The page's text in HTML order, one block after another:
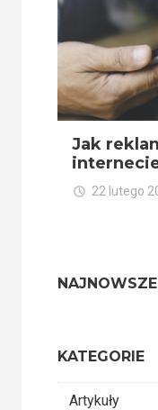
Jak
22 lutego
KATEGORIE
Artykuły